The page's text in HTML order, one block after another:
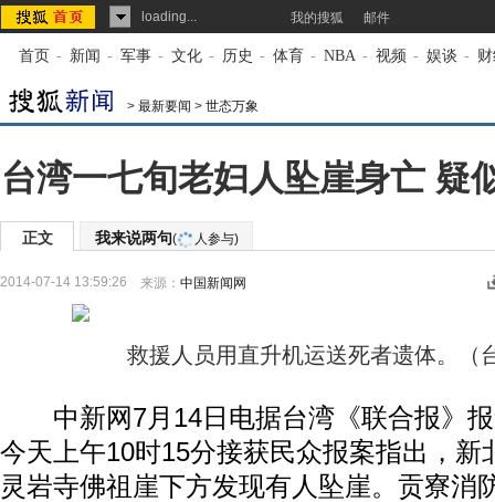
loading... 我的搜狐 邮件
首页 - 新闻 - 军事 - 文化 - 历史 - 体育 - NBA - 视频 - 娱谈 -
> 最新要闻 > 世态万象
台湾一七旬老妇人坠崖身亡 疑
正文 我来说两句( 人参与)
2014-07-14 13:59:26 来源： 中国新闻网
救援人员用直升机运送死者遗体。（
中新网7月14日电据台湾《联合报》报
今天上午10时15分接获民众报案指出，新
灵岩寺佛祖崖下方发现有人坠崖。贡寮消